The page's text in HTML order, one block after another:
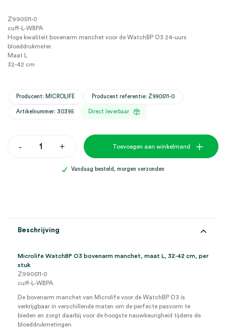
Z990511-0
cuff-L-WBPA
Hoge kwaliteit bovenarm manchet voor de WatchBP O3 24-uurs
bloeddrukmeter.
Maat L
32-42 cm
Producent: MICROLIFE Producent referentie: Z990511-0
Artikelnummer: 30395 Direct leverbaar
-Microlife
+ Toevoegen aan winkelmand
Vandaag besteld, morgen verzonden
Beschrijving
Microlife WatchBP O3 bovenarm manchet, maat L, 32-42 cm, per
stuk
Z990511-0
cuff-L-WBPA
De bovenarm manchet van Microlife voor de WatchBP O3 is
verkrijgbaar in verschillende maten om de perfecte pasvorm te
bieden en zorgt daarbij voor de hoogste nauwkeurigheid tijdens de
bloeddrukmetingen.